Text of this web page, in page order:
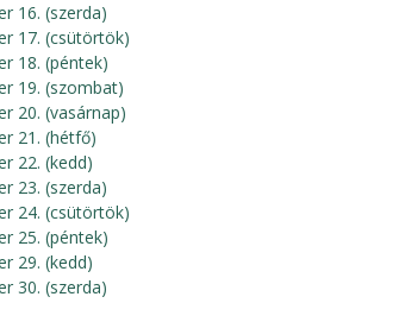
16. (szerda)
17. (csütörtök)
18. (péntek)
19. (szombat)
20. (vasárnap)
21. (hétfő)
22. (kedd)
23. (szerda)
24. (csütörtök)
25. (péntek)
29. (kedd)
30. (szerda)